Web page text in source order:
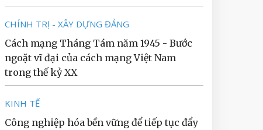
CHÍNH TRỊ - XÂY DỰNG ĐẢNG
Cách mạng Tháng Tám năm 1945 - Bước
ngoặt vĩ đại của cách mạng Việt Nam
trong thế kỷ XX
KINH TẾ
Công nghiệp hóa bền vững để tiếp tục đẩy